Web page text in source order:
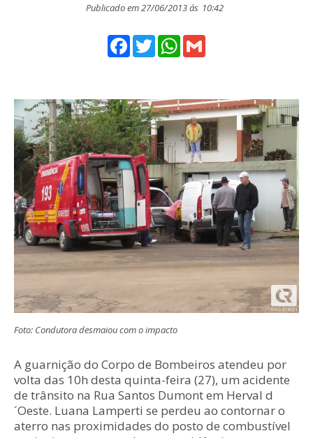
Publicado em 27/06/2013 ás 10:42
Facebook
TwitterWhatsApp
Foto: Condutora desmaiou com o impacto
A guarnição do Corpo de Bombeiros atendeu por
volta das 10h desta quinta-feira (27), um acidente
de trânsito na Rua Santos Dumont em Herval d
´Oeste. Luana Lamperti se perdeu ao contornar o
aterro nas proximidades do posto de combustível